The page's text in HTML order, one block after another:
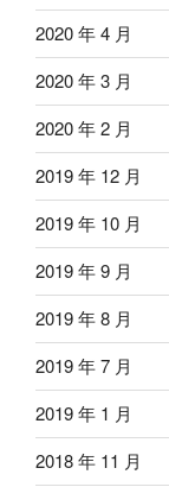
2020 年 4 月
2020 年 3 月
2020 年 2 月
2019 年 12 月
2019 年 10 月
2019 年 9 月
2019 年 8 月
2019 年 7 月
2019 年 1 月
2018 年 11 月